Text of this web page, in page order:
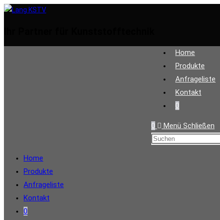
Zum
Home
Produkte
Anfrageliste
Kontakt
0
0 Menü Schließen
Home
Produkte
Anfrageliste
Kontakt
0